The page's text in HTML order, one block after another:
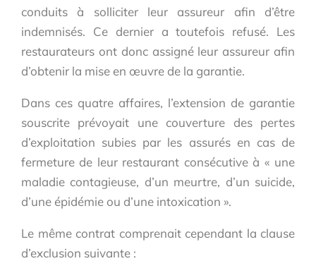
conduits à solliciter leur assureur afin d’être
indemnisés. Ce dernier a toutefois refusé. Les
restaurateurs ont donc assigné leur assureur afin
d’obtenir la mise en œuvre de la garantie.
Dans ces quatre affaires, l’extension de garantie
souscrite prévoyait une couverture des pertes
d’exploitation subies par les assurés en cas de
fermeture de leur restaurant consécutive à « une
maladie contagieuse, d’un meurtre, d’un suicide,
d’une épidémie ou d’une intoxication ».
Le même contrat comprenait cependant la clause
d’exclusion suivante :